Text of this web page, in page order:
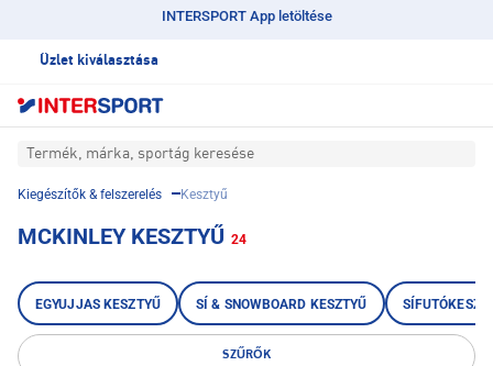
INTERSPORT App letöltése
Üzlet kiválasztása
Termék, márka, sportág keresése
Kiegészítők & felszerelés Kesztyű
MCKINLEY KESZTYŰ 24
EGYUJJAS KESZTYŰ SÍ & SNOWBOARD KESZTYŰ
SZŰRŐK